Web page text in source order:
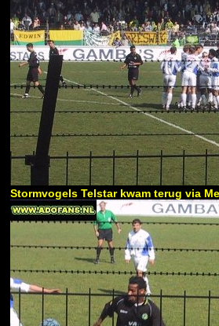
Stormvogels Telstar kwam terug via